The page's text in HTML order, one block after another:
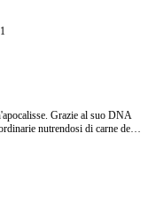
1
Grazie al suo DNA
nutrendosi di carne dei